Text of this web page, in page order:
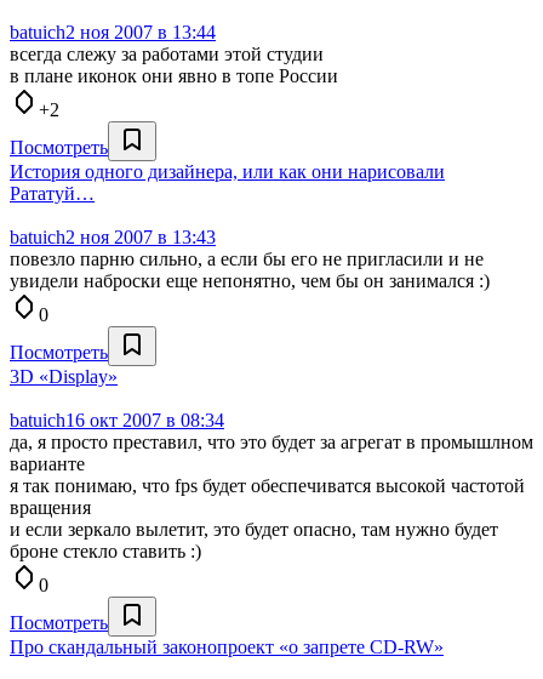
batuich2 ноя 2007 в 13:44
всегда слежу за работами этой студии
в плане иконок они явно в топе России
+2
Посмотреть
История одного дизайнера, или как они нарисовали
Рататуй…
batuich2 ноя 2007 в 13:43
повезло парню сильно, а если бы его не пригласили и не
увидели наброски еще непонятно, чем бы он занимался :)
0
Посмотреть
3D «Display»
batuich16 окт 2007 в 08:34
да, я просто преставил, что это будет за агрегат в промышлном
варианте
я так понимаю, что fps будет обеспечиватся высокой частотой
вращения
и если зеркало вылетит, это будет опасно, там нужно будет
броне стекло ставить :)
0
Посмотреть
Про скандальный законопроект «о запрете CD-RW»